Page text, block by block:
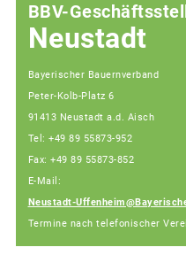
BBV-
Neustadt
Bayerischer Bauernverband
Peter-Kolb-Platz 6
91413 Neustadt a.d. Aisch
Tel: +49 89 55873-952
Fax: +49 89 55873-852
E-Mail:
Neustadt-
Termine nach telefonischer